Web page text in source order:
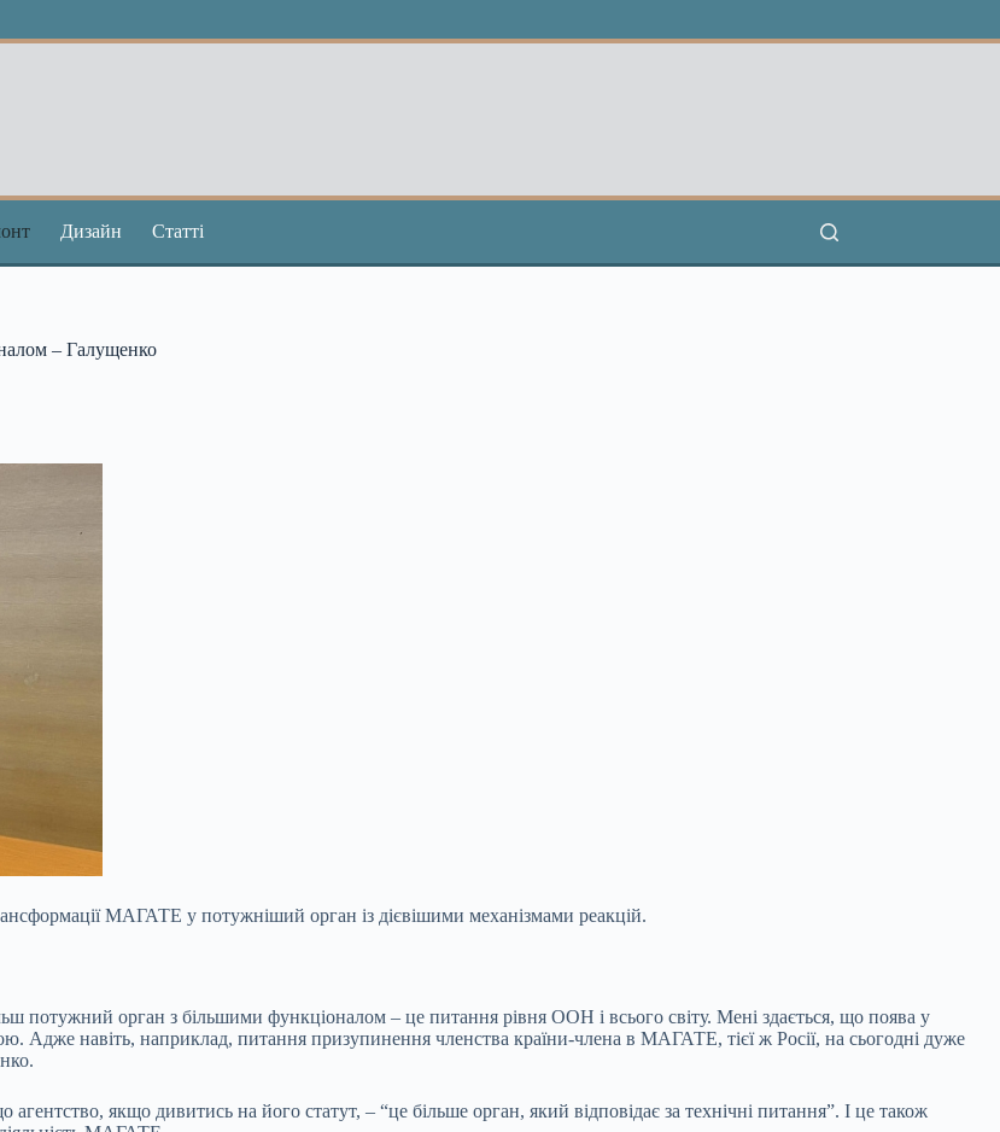
Дизайн Статті
– Галущенко
МАГАТЕ у потужніший орган із дієвішими механізмами реакцій.
орган з більшими функціоналом – це питання рівня ООН і всього світу. Мені здається, що поява у
Адже навіть, наприклад, питання призупинення членства країни-члена в МАГАТЕ, тієї ж Росії, на сьогодні дуже
якщо дивитись на його статут, – “це більше орган, який відповідає за технічні питання”. І це також